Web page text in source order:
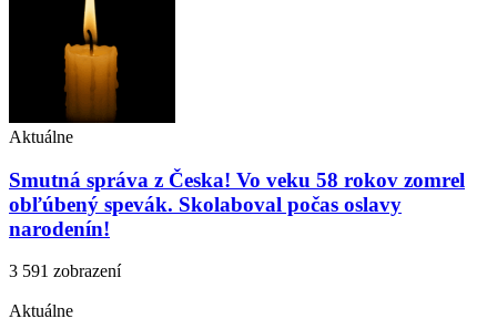
Aktuálne
Smutná správa z Česka! Vo veku 58 rokov zomrel
obľúbený spevák. Skolaboval počas oslavy
narodenín!
3 591 zobrazení
Aktuálne